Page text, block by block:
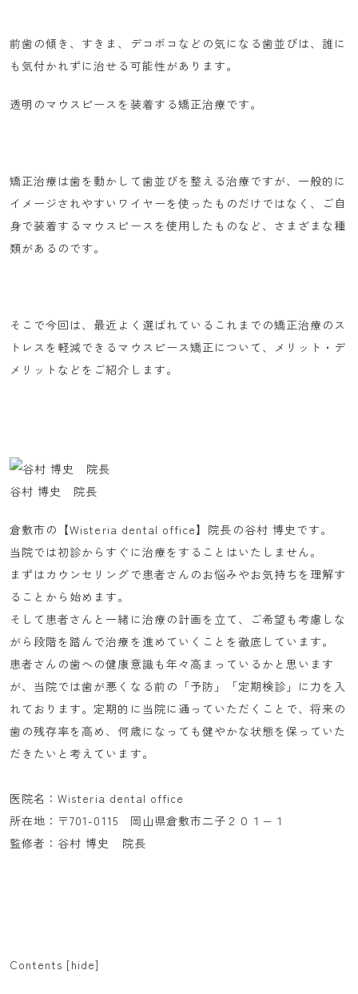
前歯の傾き、すきま、デコボコなどの気になる歯並びは、誰に
も気付かれずに治せる可能性があります。
透明のマウスピースを装着する矯正治療です。
矯正治療は歯を動かして歯並びを整える治療ですが、一般的に
イメージされやすいワイヤーを使ったものだけではなく、ご自
身で装着するマウスピースを使用したものなど、さまざまな種
類があるのです。
そこで今回は、最近よく選ばれている これまでの矯正治療のス
トレスを軽減できるマウスピース矯正について、メリット・デ
メリットなどをご紹介します。
谷村 博史 院長
倉敷市の【Wisteria dental office】院長の谷村 博史です。
当院では初診からすぐに治療をすることはいたしません。
まずはカウンセリングで患者さんのお悩みやお気持ちを理解す
ることから始めます。
そして患者さんと一緒に治療の計画を立て、ご希望も考慮しな
がら段階を踏んで治療を進めていくことを徹底しています。
患者さんの歯への健康意識も年々高まっているかと思います
が、当院では歯が悪くなる前の「予防」「定期検診」に力を入
れております。定期的に当院に通っていただくことで、将来の
歯の残存率を高め、何歳になっても健やかな状態を保っていた
だきたいと考えています。
医院名：Wisteria dental office
所在地：〒701-0115 岡山県倉敷市二子２０１−１
監修者：谷村 博史 院長
Contents [hide]